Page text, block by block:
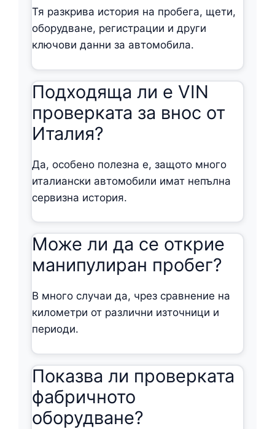
Тя разкрива история на пробега, щети,
оборудване, регистрации и други
ключови данни за автомобила.
Подходяща ли е VIN
проверката за внос от
Италия?
Да, особено полезна е, защото много
италиански автомобили имат непълна
сервизна история.
Може ли да се открие
манипулиран пробег?
В много случаи да, чрез сравнение на
километри от различни източници и
периоди.
Показва ли проверката
фабричното
оборудване?